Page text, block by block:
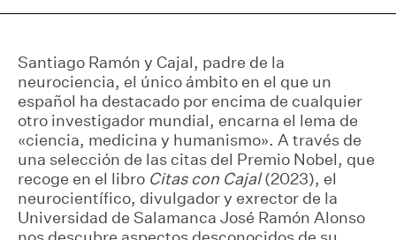
Santiago Ramón y Cajal, padre de la
neurociencia, el único ámbito en el que un
español ha destacado por encima de cualquier
otro investigador mundial, encarna el lema de
«ciencia, medicina y humanismo». A través de
una selección de las citas del Premio Nobel, que
recoge en el libro Citas con Cajal(2023), el
neurocientífico, divulgador y exrector de la
Universidad de Salamanca José Ramón Alonso